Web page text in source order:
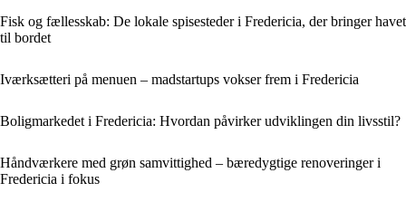
Fisk og fællesskab: De lokale spisesteder i Fredericia, der bringer havet
til bordet
Iværksætteri på menuen – madstartups vokser frem i Fredericia
Boligmarkedet i Fredericia: Hvordan påvirker udviklingen din livsstil?
Håndværkere med grøn samvittighed – bæredygtige renoveringer i
Fredericia i fokus